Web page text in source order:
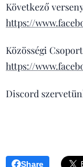
Következő
https://
Közösségi
https://
Discord
Share